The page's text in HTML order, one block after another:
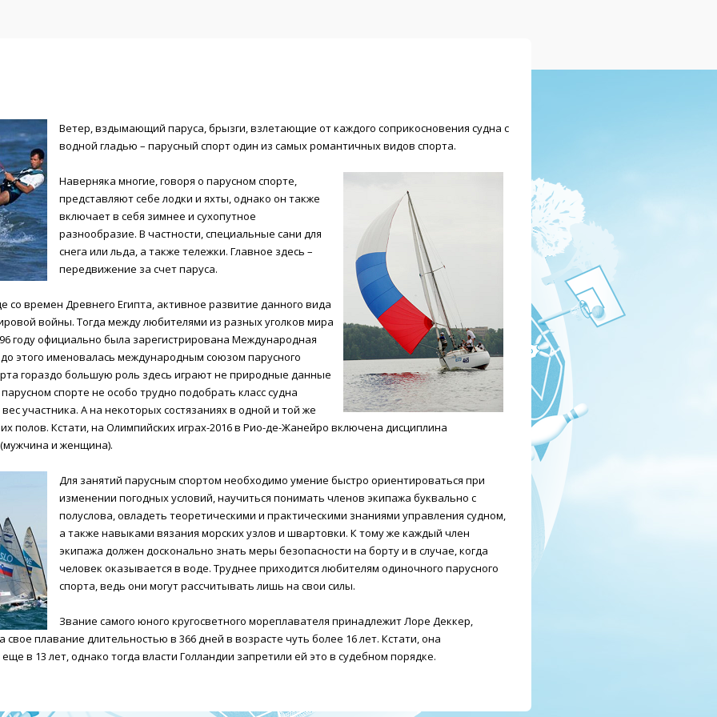
Ветер, вздымающий паруса, брызги, взлетающие от каждого соприкосновения судна с
водной гладью – парусный спорт один из самых романтичных видов спорта.
Наверняка многие, говоря о парусном спорте,
представляют себе лодки и яхты, однако он также
включает в себя зимнее и сухопутное
разнообразие. В частности, специальные сани для
снега или льда, а также тележки. Главное здесь –
передвижение за счет паруса.
со времен Древнего Египта, активное развитие данного вида
войны. Тогда между любителями из разных уголков мира
году официально была зарегистрирована Международная
этого именовалась международным союзом парусного
гораздо большую роль здесь играют не природные данные
спорте не особо трудно подобрать класс судна
участника. А на некоторых состязаниях в одной и той же
полов. Кстати, на Олимпийских играх-2016 в Рио-де-Жанейро включена дисциплина
и женщина).
Для занятий парусным спортом необходимо умение быстро ориентироваться при
изменении погодных условий, научиться понимать членов экипажа буквально с
полуслова, овладеть теоретическими и практическими знаниями управления судном,
а также навыками вязания морских узлов и швартовки. К тому же каждый член
экипажа должен досконально знать меры безопасности на борту и в случае, когда
человек оказывается в воде. Труднее приходится любителям одиночного парусного
спорта, ведь они могут рассчитывать лишь на свои силы.
Звание самого юного кругосветного мореплавателя принадлежит Лоре Деккер,
свое плавание длительностью в 366 дней в возрасте чуть более 16 лет. Кстати, она
в 13 лет, однако тогда власти Голландии запретили ей это в судебном порядке.